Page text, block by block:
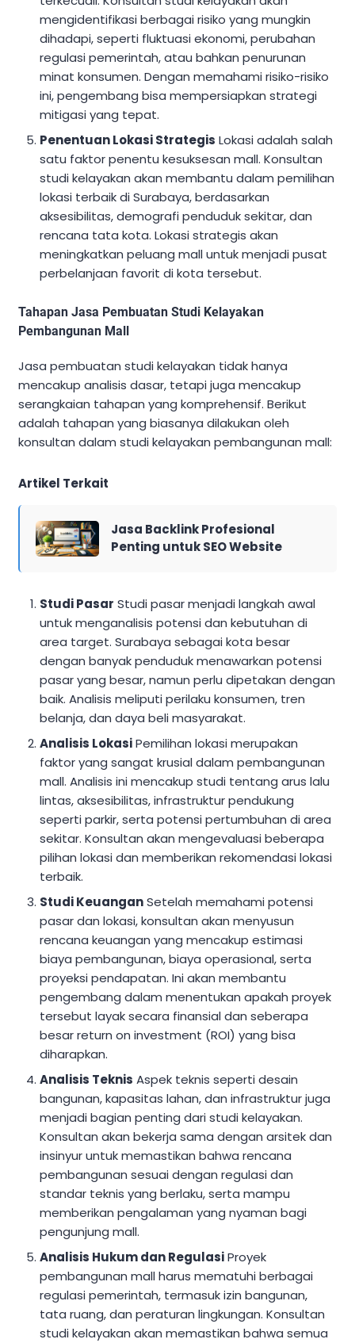
mengidentifikasi berbagai risiko yang mungkin
dihadapi, seperti fluktuasi ekonomi, perubahan
regulasi pemerintah, atau bahkan penurunan
minat konsumen. Dengan memahami risiko-risiko
ini, pengembang bisa mempersiapkan strategi
mitigasi yang tepat.
Penentuan Lokasi Strategis Lokasi adalah salah
satu faktor penentu kesuksesan mall. Konsultan
studi kelayakan akan membantu dalam pemilihan
lokasi terbaik di Surabaya, berdasarkan
aksesibilitas, demografi penduduk sekitar, dan
rencana tata kota. Lokasi strategis akan
meningkatkan peluang mall untuk menjadi pusat
perbelanjaan favorit di kota tersebut.
Tahapan Jasa Pembuatan Studi Kelayakan
Pembangunan Mall
Jasa pembuatan studi kelayakan tidak hanya
mencakup analisis dasar, tetapi juga mencakup
serangkaian tahapan yang komprehensif. Berikut
adalah tahapan yang biasanya dilakukan oleh
konsultan dalam studi kelayakan pembangunan mall:
Artikel Terkait
Jasa Backlink Profesional
Penting untuk SEO Website
Studi Pasar Studi pasar menjadi langkah awal
untuk menganalisis potensi dan kebutuhan di
area target. Surabaya sebagai kota besar
dengan banyak penduduk menawarkan potensi
pasar yang besar, namun perlu dipetakan dengan
baik. Analisis meliputi perilaku konsumen, tren
belanja, dan daya beli masyarakat.
Analisis LokasiPemilihan lokasi merupakan
faktor yang sangat krusial dalam pembangunan
mall. Analisis ini mencakup studi tentang arus lalu
lintas, aksesibilitas, infrastruktur pendukung
seperti parkir, serta potensi pertumbuhan di area
sekitar. Konsultan akan mengevaluasi beberapa
pilihan lokasi dan memberikan rekomendasi lokasi
terbaik.
Studi KeuanganSetelah memahami potensi
pasar dan lokasi, konsultan akan menyusun
rencana keuangan yang mencakup estimasi
biaya pembangunan, biaya operasional, serta
proyeksi pendapatan. Ini akan membantu
pengembang dalam menentukan apakah proyek
tersebut layak secara finansial dan seberapa
besar return on investment (ROI) yang bisa
diharapkan.
Analisis Teknis Aspek teknis seperti desain
bangunan, kapasitas lahan, dan infrastruktur juga
menjadi bagian penting dari studi kelayakan.
Konsultan akan bekerja sama dengan arsitek dan
insinyur untuk memastikan bahwa rencana
pembangunan sesuai dengan regulasi dan
standar teknis yang berlaku, serta mampu
memberikan pengalaman yang nyaman bagi
pengunjung mall.
Analisis Hukum dan RegulasiProyek
pembangunan mall harus mematuhi berbagai
regulasi pemerintah, termasuk izin bangunan,
tata ruang, dan peraturan lingkungan. Konsultan
studi kelayakan akan memastikan bahwa semua